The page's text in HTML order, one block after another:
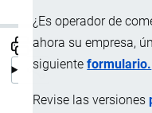
¿Es operador de
ahora su empresa,
siguienteformulario.
Revise las versiones